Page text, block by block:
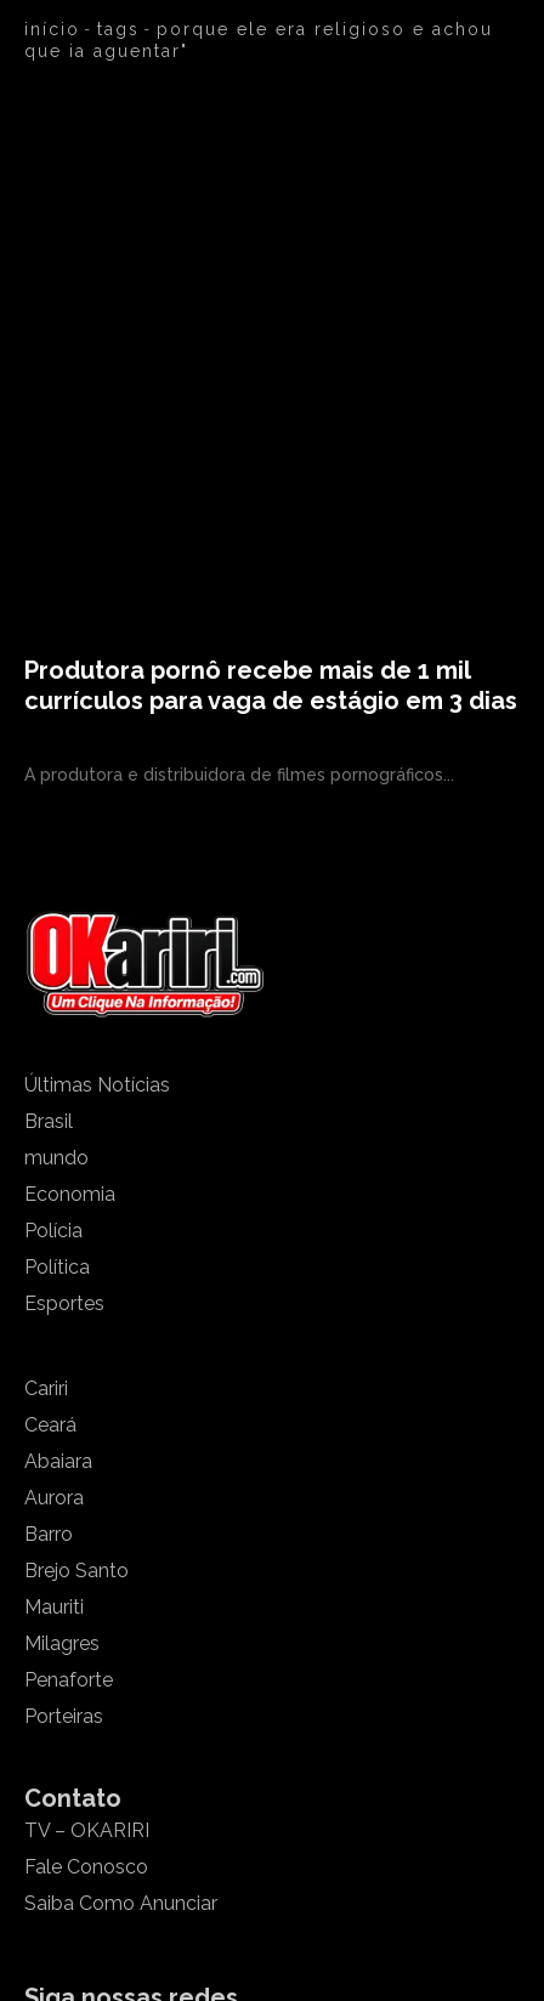
início tags
porque ele era religioso e achou
que ia aguentar"
Produtora pornô recebe mais de 1 mil
currículos para vaga de estágio em 3 dias
A produtora e distribuidora de filmes pornográficos...
Últimas Notícias
Brasil
mundo
Economia
Polícia
Política
Esportes
Cariri
Ceará
Abaiara
Aurora
Barro
Brejo Santo
Mauriti
Milagres
Penaforte
Porteiras
Contato
TV – OKARIRI
Fale Conosco
Saiba Como Anunciar